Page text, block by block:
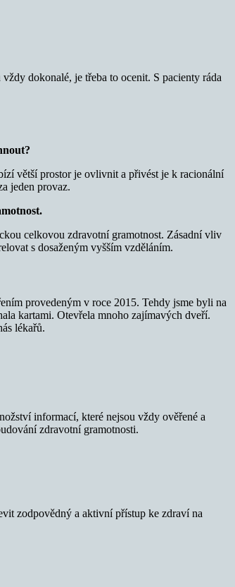
dokonalé, je třeba to ocenit. S pacienty ráda
větší prostor je ovlivnit a přivést je k racionální
jeden provaz.
celkovou zdravotní gramotnost. Zásadní vliv
s dosaženým vyšším vzděláním.
provedeným v roce 2015. Tehdy jsme byli na
kartami. Otevřela mnoho zajímavých dveří.
lékařů.
informací, které nejsou vždy ověřené a
zdravotní gramotnosti.
zodpovědný a aktivní přístup ke zdraví na